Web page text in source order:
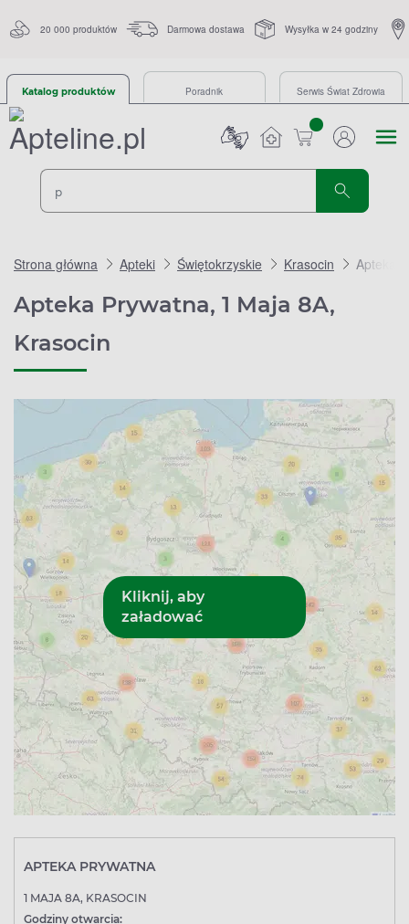
20 000 produktów Darmowa dostawa Wysyłka w 24 godziny
Katalog produktów Poradnik Serwis Świat Zdrowia
sztuk
Strona główna Apteki Świętokrzyskie Krasocin Apteka
Apteka Prywatna, 1 Maja 8A,
Krasocin
APTEKA PRYWATNA
1 MAJA 8A, KRASOCIN
Godziny otwarcia: